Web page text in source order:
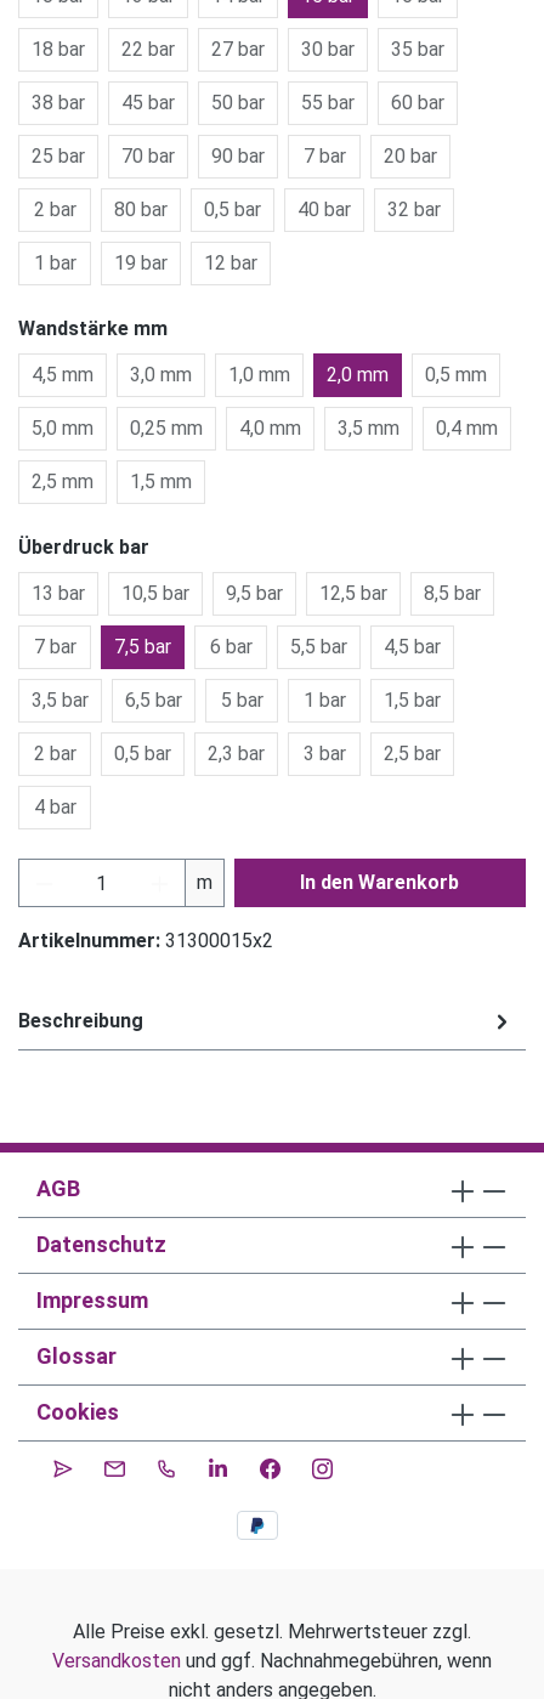
18 bar 22 bar 27 bar 30 bar 35 bar
38 bar 45 bar 50 bar 55 bar 60 bar
25 bar 70 bar 90 bar 7 bar 20 bar
2 bar 80 bar 0,5 bar 40 bar 32 bar
1 bar 19 bar 12 bar
Wandstärke mm
4,5 mm
3,0 mm 1,0 mm 2,0 mm 0,5 mm
5,0 mm 0,25 mm 4,0 mm 3,5 mm 0,4 mm
2,5 mm 1,5 mm
Überdruck bar
13 bar
10,5 bar 9,5 bar 12,5 bar 8,5 bar
7 bar 7,5 bar 6 bar 5,5 bar 4,5 bar
3,5 bar 6,5 bar 5 bar 1 bar 1,5 bar
2 bar 0,5 bar 2,3 bar 3 bar 2,5 bar
4 bar
Produkt Anzahl: Gib den gewünschten Wert
m In den Warenkorb
Artikelnummer: 31300015x2
Beschreibung
AGB
Datenschutz
Impressum
Glossar
Cookies
Alle Preise exkl. gesetzl. Mehrwertsteuer zzgl.
Versandkosten und ggf. Nachnahmegebühren, wenn
nicht anders angegeben.